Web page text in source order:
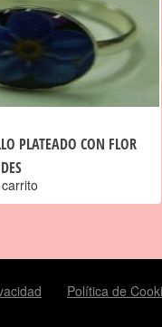
PLATEADO CON FLOR
Política de